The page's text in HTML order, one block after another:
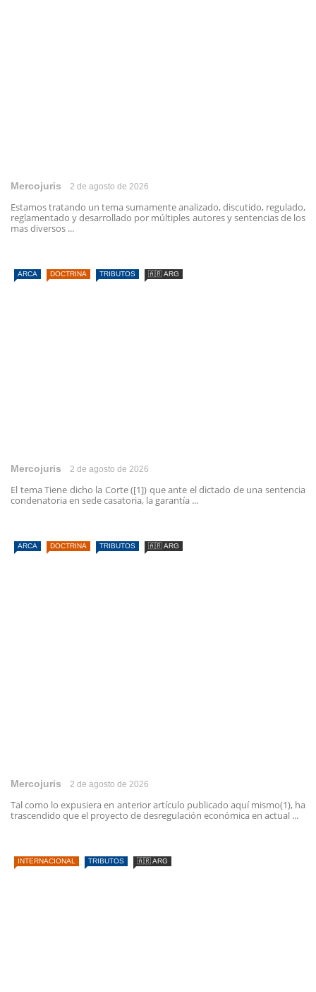
Mercojuris 2 de agosto de 2026
Estamos tratando un tema sumamente analizado, discutido, regulado,
reglamentado y desarrollado por múltiples autores y sentencias de los
mas diversos ...
ARCA DOCTRINA TRIBUTOS 🇦🇷 ARG
Mercojuris 2 de agosto de 2026
El tema Tiene dicho la Corte ([1]) que ante el dictado de una sentencia
condenatoria en sede casatoria, la garantía ...
ARCA DOCTRINA TRIBUTOS 🇦🇷 ARG
Mercojuris 2 de agosto de 2026
Tal como lo expusiera en anterior artículo publicado aquí mismo(1), ha
trascendido que el proyecto de desregulación económica en actual ...
INTERNACIONAL TRIBUTOS 🇦🇷 ARG